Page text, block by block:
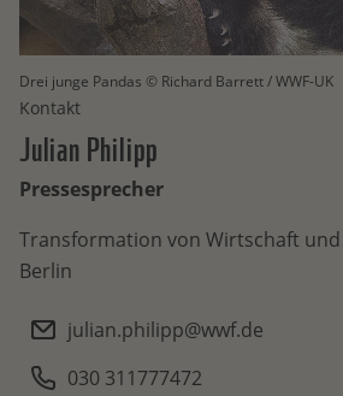
Drei junge Pandas © Richard Barrett / WWF-UK
Kontakt
JulianPhilipp
Pressesprecher
Transformation von Wirtschaft
Berlin
julian.philipp@wwf.de
030 311777472